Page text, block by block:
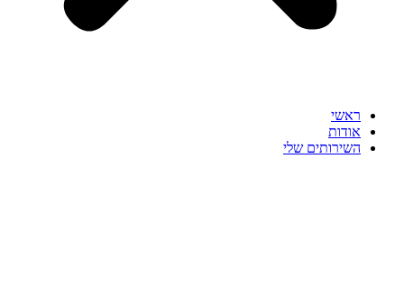
ראשי
אודות
השירותים שלי